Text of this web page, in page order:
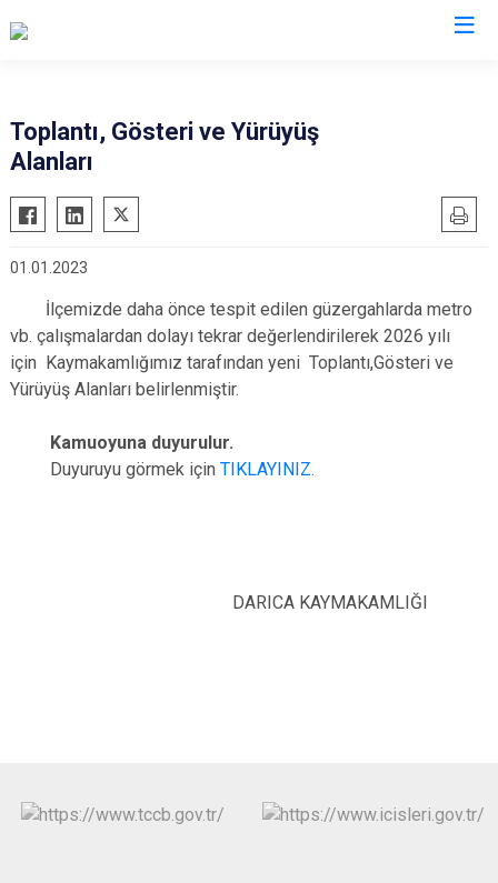
Gebze
Gölcük
Karamürsel
Körfez
Derince
İzmit
Kartepe
Toplantı, Gösteri ve Yürüyüş
Alanları
01.01.2023
İlçemizde daha önce tespit edilen güzergahlarda metro
vb. çalışmalardan dolayı tekrar değerlendirilerek 2026 yılı
için Kaymakamlığımız tarafından yeni Toplantı,Gösteri ve
Yürüyüş Alanları belirlenmiştir.
Kamuoyuna duyurulur.
Duyuruyu görmek için TIKLAYINIZ.
DARICA KAYMAKAMLIĞI